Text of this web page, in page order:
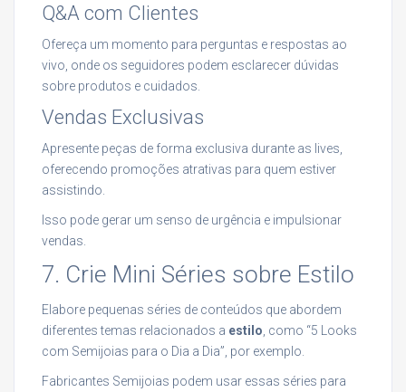
Q&A com Clientes
Ofereça um momento para perguntas e respostas ao
vivo, onde os seguidores podem esclarecer dúvidas
sobre produtos e cuidados.
Vendas Exclusivas
Apresente peças de forma exclusiva durante as lives,
oferecendo promoções atrativas para quem estiver
assistindo.
Isso pode gerar um senso de urgência e impulsionar
vendas.
7. Crie Mini Séries sobre Estilo
Elabore pequenas séries de conteúdos que abordem
diferentes temas relacionados a estilo , como “5 Looks
com Semijoias para o Dia a Dia”, por exemplo.
Fabricantes Semijoias podem usar essas séries para